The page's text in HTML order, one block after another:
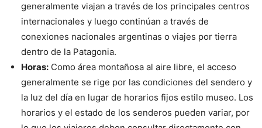
generalmente viajan a través de los principales centros
internacionales y luego continúan a través de
conexiones nacionales argentinas o viajes por tierra
dentro de la Patagonia.
Horas: Como área montañosa al aire libre, el acceso
generalmente se rige por las condiciones del sendero y
la luz del día en lugar de horarios fijos estilo museo. Los
horarios y el estado de los senderos pueden variar, por